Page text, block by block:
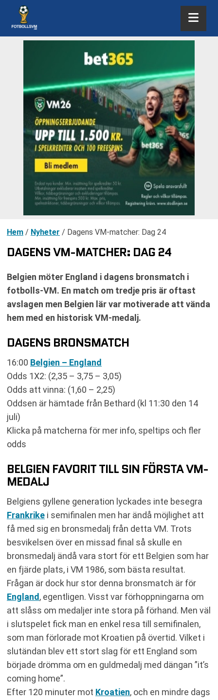
Hem / Nyheter / Dagens VM-matcher: Dag 24
DAGENS VM-MATCHER: DAG 24
Belgien möter England i dagens bronsmatch i
fotbolls-VM. En match om tredje pris är oftast
avslagen men Belgien lär var motiverade att vända
hem med en historisk VM-medalj.
DAGENS BRONSMATCH
16:00 Belgien – England
Odds 1X2: (2,35 – 3,75 – 3,05)
Odds att vinna: (1,60 – 2,25)
Oddsen är hämtade från Bethard (kl 11:30 den 14
juli)
Klicka på matcherna för mer info, speltips och fler
odds
BELGIEN FAVORIT TILL SIN FÖRSTA VM-
MEDALJ
Belgiens gyllene generation lyckades inte besegra
Frankrike i semifinalen men har ändå möjlighet att
få med sig en bronsmedalj från detta VM. Trots
besvikelsen över en missad final så skulle en
bronsmedalj ändå vara stort för ett Belgien som har
en fjärde plats, i VM 1986, som bästa resultat.
Frågan är dock hur stor denna bronsmatch är för
England , egentligen. Visst var förhoppningarna om
att slåss om medaljer inte stora på förhand. Men väl
i slutspelet fick man en enkel resa till semifinalen,
som man förlorade mot Kroatien på övertid. Vilket i
slutändan blev ett stort slag för ett England som
började drömma om en guldmedalj med dängan ”it’s
coming home”.
Efter 120 minuter mot Kroatien, och en mindre dags